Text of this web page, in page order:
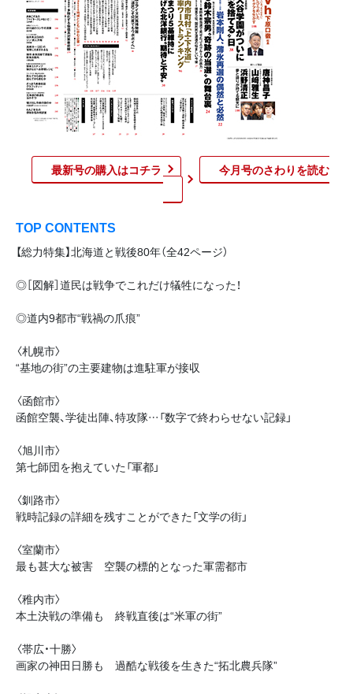
最新号の購入はコチラ 今月号のさわりを読む​
TOP CONTENTS
【総力特集】北海道と戦後80年（全42ページ）
◎［図解］道民は戦争でこれだけ犠牲になった！
◎道内9都市“戦禍の爪痕”
〈札幌市〉
“基地の街”の主要建物は進駐軍が接収
〈函館市〉
函館空襲、学徒出陣、特攻隊…「数字で終わらせない記録」
〈旭川市〉
第七師団を抱えていた「軍都」
〈釧路市〉
戦時記録の詳細を残すことができた「文学の街」
〈室蘭市〉
最も甚大な被害 空襲の標的となった軍需都市
〈稚内市〉
本土決戦の準備も 終戦直後は“米軍の街”
〈帯広・十勝〉
画家の神田日勝も 過酷な戦後を生きた“拓北農兵隊”